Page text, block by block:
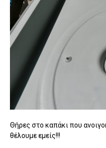
Θήρες στο καπάκι που
θέλουμε εμείς!!!